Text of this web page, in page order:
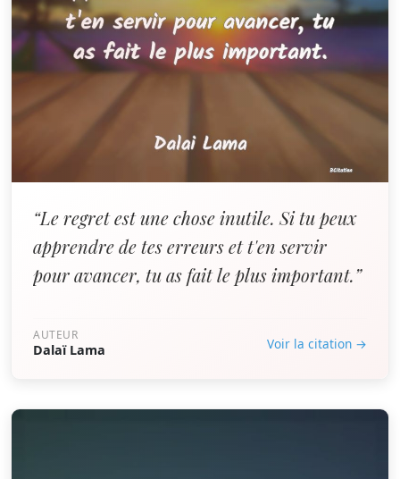
“Le regret est une chose inutile. Si tu peux
apprendre de tes erreurs et t'en servir
pour avancer, tu as fait le plus important.”
AUTEUR
Dalaï Lama Voir la citation →